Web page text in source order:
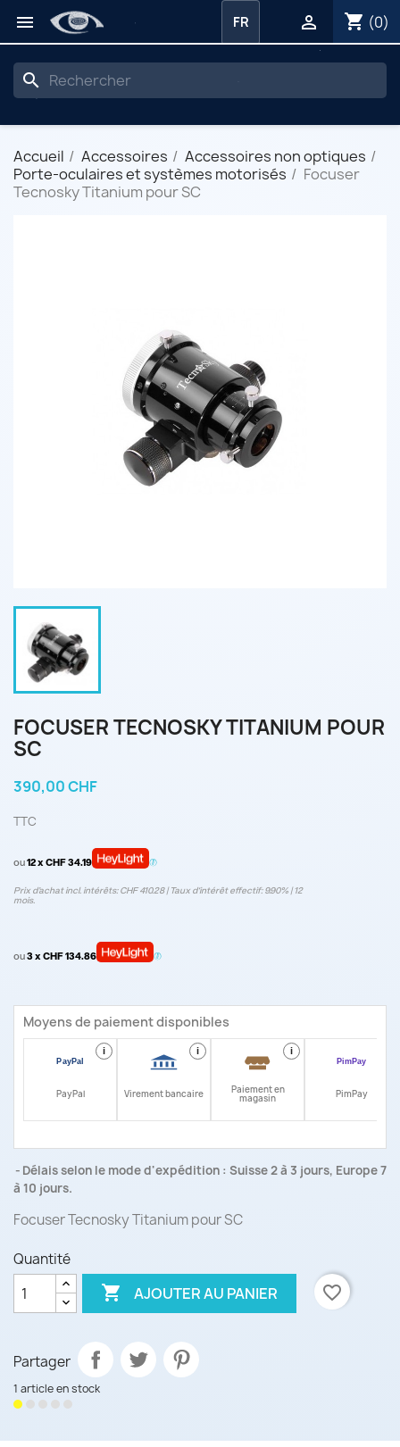
 shopping_cart (0)

FR
search
Accueil Accessoires
Accessoires non optiques
Porte-oculaires et systèmes motorisés
Focuser
Tecnosky Titanium pour SC
FOCUSER TECNOSKY TITANIUM POUR
SC
390,00 CHF
TTC
ou12 x CHF 34.19
Prix d’achat incl. intérêts: CHF 410.28 | Taux d‘intérêt effectif: 9.90% | 12
mois.
ou3 x CHF 134.86
Moyens de paiement disponibles
i
PayPal
i
Virement bancaire
i
Paiement en
magasin PimPay
Délais selon le mode d'expédition : Suisse 2 à 3 jours, Europe 7
à 10 jours.
Focuser Tecnosky Titanium pour SC
Quantité
 AJOUTER AU PANIER favorite_border
Partager
1 article en stock